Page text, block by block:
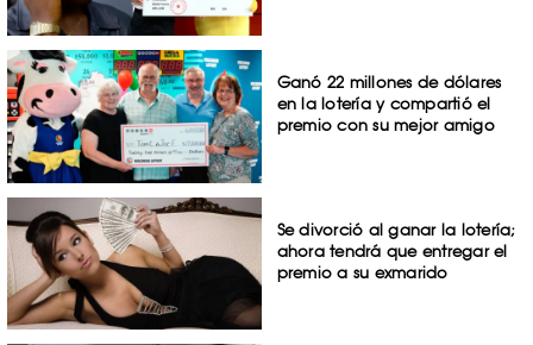
Ganó 22 millones de dólares
en la lotería y compartió el
premio con su mejor amigo
Se divorció al ganar la lotería;
ahora tendrá que entregar el
premio a su exmarido